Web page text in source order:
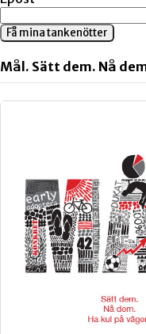
Få mina tankenötter
Mål. Sätt dem. Nå